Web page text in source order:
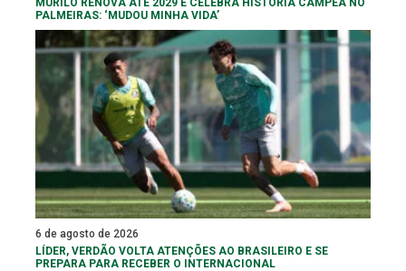
MURILO RENOVA ATÉ 2029 E CELEBRA HISTÓRIA CAMPEÃ NO
PALMEIRAS: ‘MUDOU MINHA VIDA’
6 de agosto de 2026
LÍDER, VERDÃO VOLTA ATENÇÕES AO BRASILEIRO E SE
PREPARA PARA RECEBER O INTERNACIONAL